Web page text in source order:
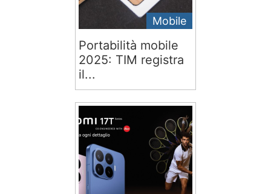
Mobile
Portabilità mobile
2025: TIM registra
il...